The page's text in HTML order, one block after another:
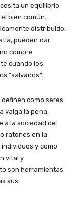
un equilibrio
bien común.
distribuido,
pueden dar
compre
cuando los
“salvados”.
como seres
valga la pena,
a la sociedad de
ratones en la
y como
vital y
son herramientas
sus